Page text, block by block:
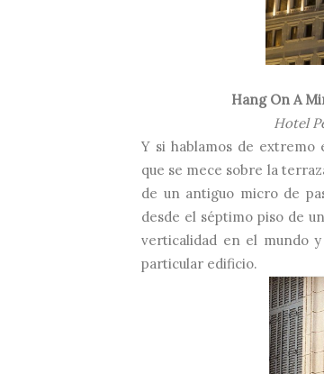
Hang On A
Hotel
Y si hablamos de extremo
que se mece sobre la
de un antiguo micro de
desde el séptimo piso de un
verticalidad en el mundo
particular edificio.